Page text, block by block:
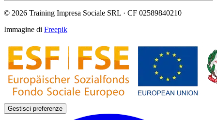
© 2026 Training Impresa Sociale SRL · CF 02589840210
Immagine di Freepik
Gestisci preferenze